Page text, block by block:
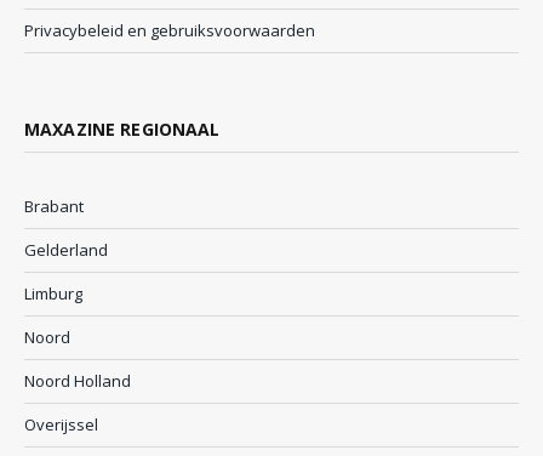
Privacybeleid en gebruiksvoorwaarden
MAXAZINE REGIONAAL
Brabant
Gelderland
Limburg
Noord
Noord Holland
Overijssel